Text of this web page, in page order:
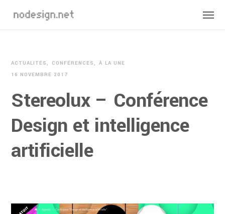
ACTUALITÉS CONFÉRENCES
À LA UNE
16 NOVEMBRE 2017
Stereolux – Conférence
Design et intelligence
artificielle